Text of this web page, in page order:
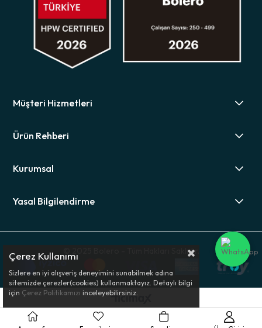
Müşteri Hizmetleri
Ürün Rehberi
Kurumsal
Yasal Bilgilendirme
© 2025 Bolero - Tüm Hakları Saklıdır.
Çerez Kullanımı
Sizlere en iyi alışveriş deneyimini sunabilmek adına
sitemizde çerezler(cookies) kullanmaktayız. Detaylı bilgi
için Çerez Politikamızı inceleyebilirsiniz.